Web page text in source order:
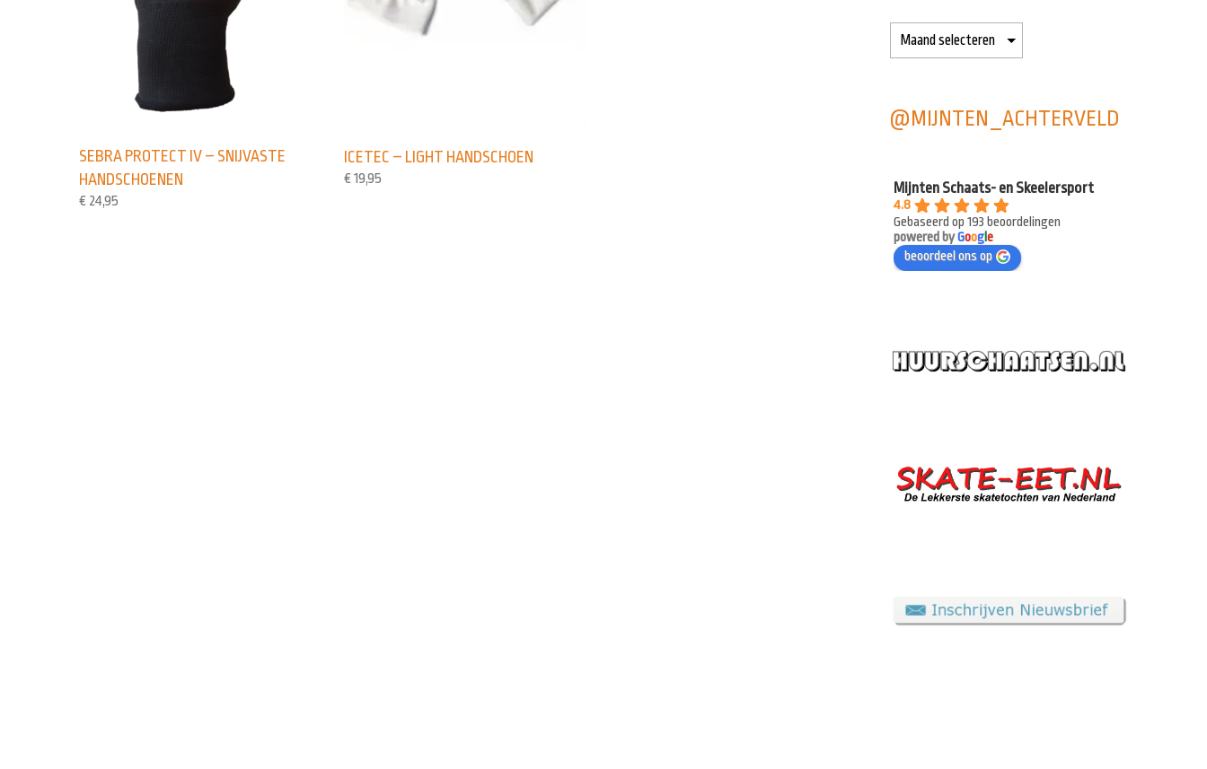
SEBRA PROTECT IV – SNIJVASTE
HANDSCHOENEN
€ 24,95
ICETEC – LIGHT HANDSCHOEN
€ 19,95
@MIJNTEN_ACHTERVELD
Mijnten Schaats- en Skeelersport
4.8
Gebaseerd op 193 beoordelingen
powered byGoogle
beoordeel ons op